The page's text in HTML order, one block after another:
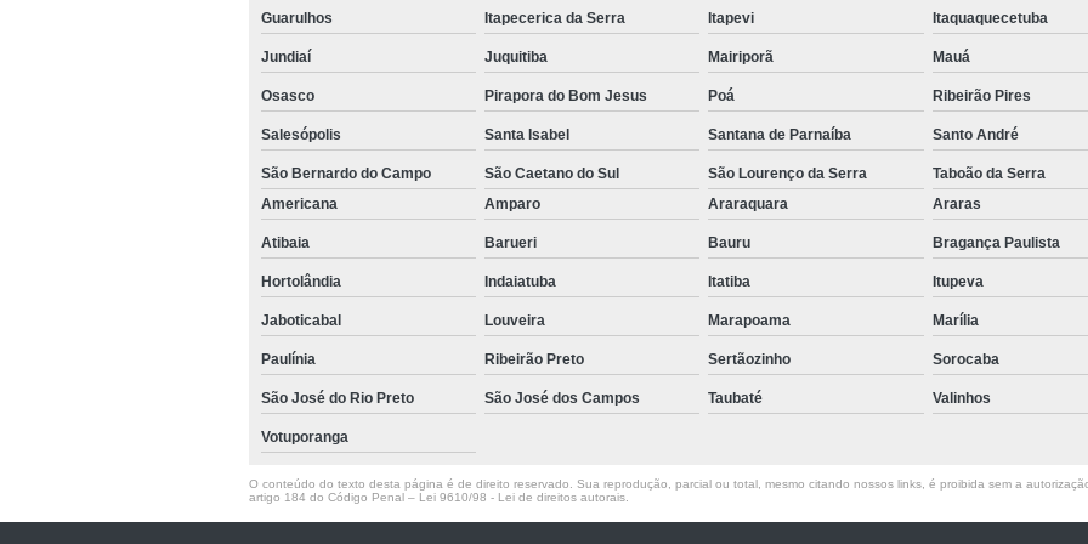
Empilhadeira Elétrica Lateral
Empilhadeira
Empilhadeira
Empilhadeira Elétrica Retrátil Franco
Empilhadeira Elétrica Tracionária
Empilhadeira Paletrans
Empilhadeira Paletrans Le1034c
Empilhadeira Paletrans Pr16
Empilhadeira Paletrans Px
Guarulhos Itapecerica da Serra Itapevi Itaquaquecetuba
Jundiaí Juquitiba Mairiporã Mauá
Osasco Pirapora do Bom Jesus Poá Ribeirão Pires
Salesópolis Santa Isabel Santana de Parnaíba Santo André
São Bernardo do Campo São Caetano do Sul São Lourenço da Serra Taboão da Serra
Americana
Amparo Araraquara Araras
Atibaia Barueri Bauru Bragança Paulista
Hortolândia Indaiatuba Itatiba Itupeva
Jaboticabal Louveira Marapoama Marília
Paulínia Ribeirão Preto Sertãozinho Sorocaba
São José do Rio Preto São José dos Campos Taubaté Valinhos
Votuporanga
O conteúdo do texto desta página é de direito reservado. Sua reprodução, parcial ou total, mesmo citando nossos links, é proibida sem a
artigo 184 do Código Penal – Lei 9610/98 - Lei de direitos autorais.